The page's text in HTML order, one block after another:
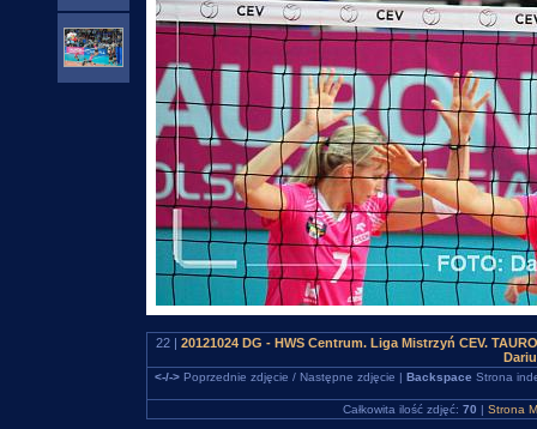
22 | 20121024 DG - HWS Centrum. Liga Mistrzyń CEV.
<-/->Poprzednie zdjęcie / Następne zdjęcie | Backspace Strona
Całkowita ilość zdjęć: 70 | Strona